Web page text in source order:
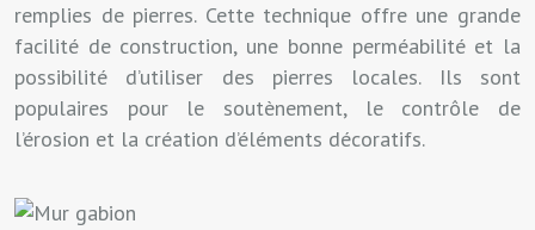
remplies de pierres. Cette technique offre une grande
facilité de construction, une bonne perméabilité et la
possibilité d’utiliser des pierres locales. Ils sont
populaires pour le soutènement, le contrôle de
l’érosion et la création d’éléments décoratifs.